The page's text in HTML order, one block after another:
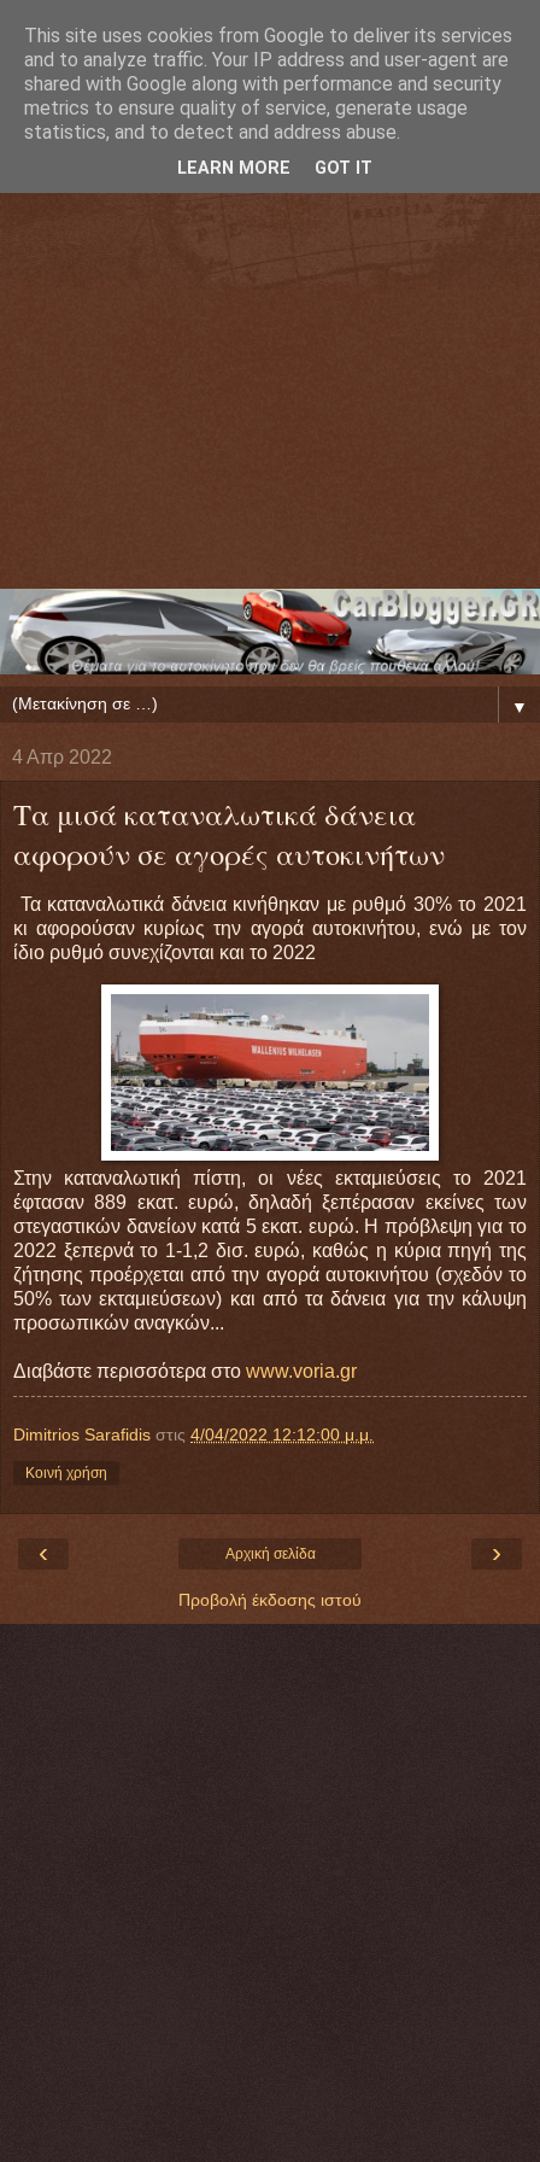
▼
4 Απρ 2022
Τα μισά καταναλωτικά δάνεια
αφορούν σε αγορές αυτοκινήτων
Τα καταναλωτικά δάνεια κινήθηκαν με ρυθμό 30% το 2021
κι αφορούσαν κυρίως την αγορά αυτοκινήτου, ενώ με τον
ίδιο ρυθμό συνεχίζονται και το 2022
Στην καταναλωτική πίστη, οι νέες εκταμιεύσεις το 2021
έφτασαν 889 εκατ. ευρώ, δηλαδή ξεπέρασαν εκείνες των
στεγαστικών δανείων κατά 5 εκατ. ευρώ. Η πρόβλεψη για το
2022 ξεπερνά το 1-1,2 δισ. ευρώ, καθώς η κύρια πηγή της
ζήτησης προέρχεται από την αγορά αυτοκινήτου (σχεδόν το
50% των εκταμιεύσεων) και από τα δάνεια για την κάλυψη
προσωπικών αναγκών...
Διαβάστε περισσότερα στο www.voria.gr
Dimitrios Sarafidis στις 4/04/2022 12:12:00 μ.μ.
Κοινή χρήση
‹ ›
Αρχική σελίδα
Προβολή έκδοσης ιστού
This site uses cookies from Google to deliver its services
and to analyze traffic. Your IP address and user-agent are
shared with Google along with performance and security
metrics to ensure quality of service, generate usage
statistics, and to detect and address abuse.
LEARN MORE GOT IT